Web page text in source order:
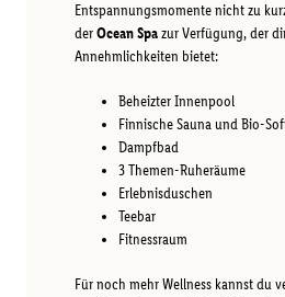
Entspannungsmomente nicht zu
derOcean Spazur Verfügung, der
Annehmlichkeiten bietet:
Beheizter Innenpool
Finnische Sauna und Bio-
Dampfbad
3 Themen-Ruheräume
Erlebnisduschen
Teebar
Fitnessraum
Für noch mehr Wellness kannst du